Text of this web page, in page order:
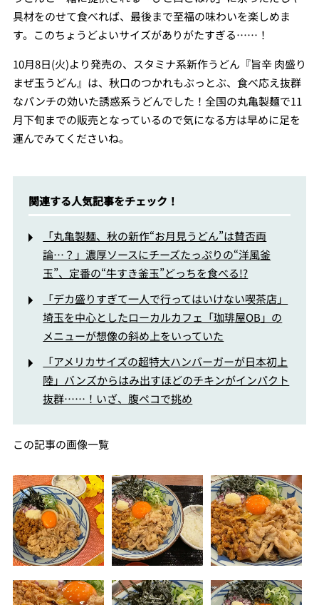
具材をのせて食べれば、最後まで至福の味わいを楽しめま
す。このちょうどよいサイズがありがたすぎる……！
10月8日(火)より発売の、スタミナ系新作うどん『旨辛 肉盛り
まぜ玉うどん』は、秋口のつかれもぶっとぶ、食べ応え抜群
なパンチの効いた誘惑系うどんでした！全国の丸亀製麺で11
月下旬までの販売となっているので気になる方は早めに足を
運んでみてくださいね。
関連する人気記事をチェック！
「丸亀製麺、秋の新作“お月見うどん”は賛否両
論…？」濃厚ソースにチーズたっぷりの“洋風釜
玉”、定番の“牛すき釜玉”どっちを食べる!?
「デカ盛りすぎて一人で行ってはいけない喫茶店」
埼玉を中心としたローカルカフェ「珈琲屋OB」の
メニューが想像の斜め上をいっていた
「アメリカサイズの超特大ハンバーガーが日本初上
陸」バンズからはみ出すほどのチキンがインパクト
抜群……！いざ、腹ペコで挑め
この記事の画像一覧